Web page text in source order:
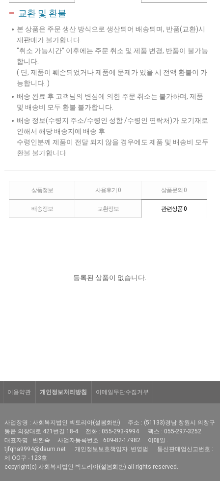
교환 및 환불
본 상품은 주문 생산 방식으로 생산되어 배송되며, 반품(교환)시
재판매가 불가합니다.
“취소 가능시간” 이후에는 주문 취소 및 제품 변경, 반품이 불가능
합니다.
( 단, 제품이 훼손되었거나 제품에 문제가 있을 시 전액 환불이 가
능합니다. )
배송 완료 후 고객님의 변심에 의한 주문 취소는 불가하며, 제품
및 배송비 모두 환불 불가합니다.
배송 정보(수령지 주소/수령인 성함 /수령인 연락처)가 오기재로
인해서 해당 배송지에 배송 후
수령인분께 제품이 전달 되지 않을 경우에도 제품 및 배송비 모두
환불 불가합니다.
상품정보 사용후기 0 상품문의 0
배송정보 교환정보 관련상품0
등록된 상품이 없습니다.
이용약관 개인정보처리방침 이메일무단수집거부
사업장명 : 사회복지법인 빅토리아(설봄화반)
주소 : (51133)경남 창원시 의창구
동읍 의창대로 421번길 18-4
전화 : 055-293-9994
팩스 : 055-297-3252
대표자명 : 변환숙
사업자등록번호 : 609-82-17982
이메일 :
tjfqha9994@daum.net
개인정보보호책임자 :변영범
통신판매업신고번호 :
제 OO구 - 123호
copyright(c) 사회복지법인 빅토리아(설봄화반) all rights reserved.